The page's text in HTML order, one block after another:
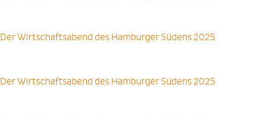
Der Wirtschaftsabend des Hamburger Südens 2025
Der Wirtschaftsabend des Hamburger Südens 2025